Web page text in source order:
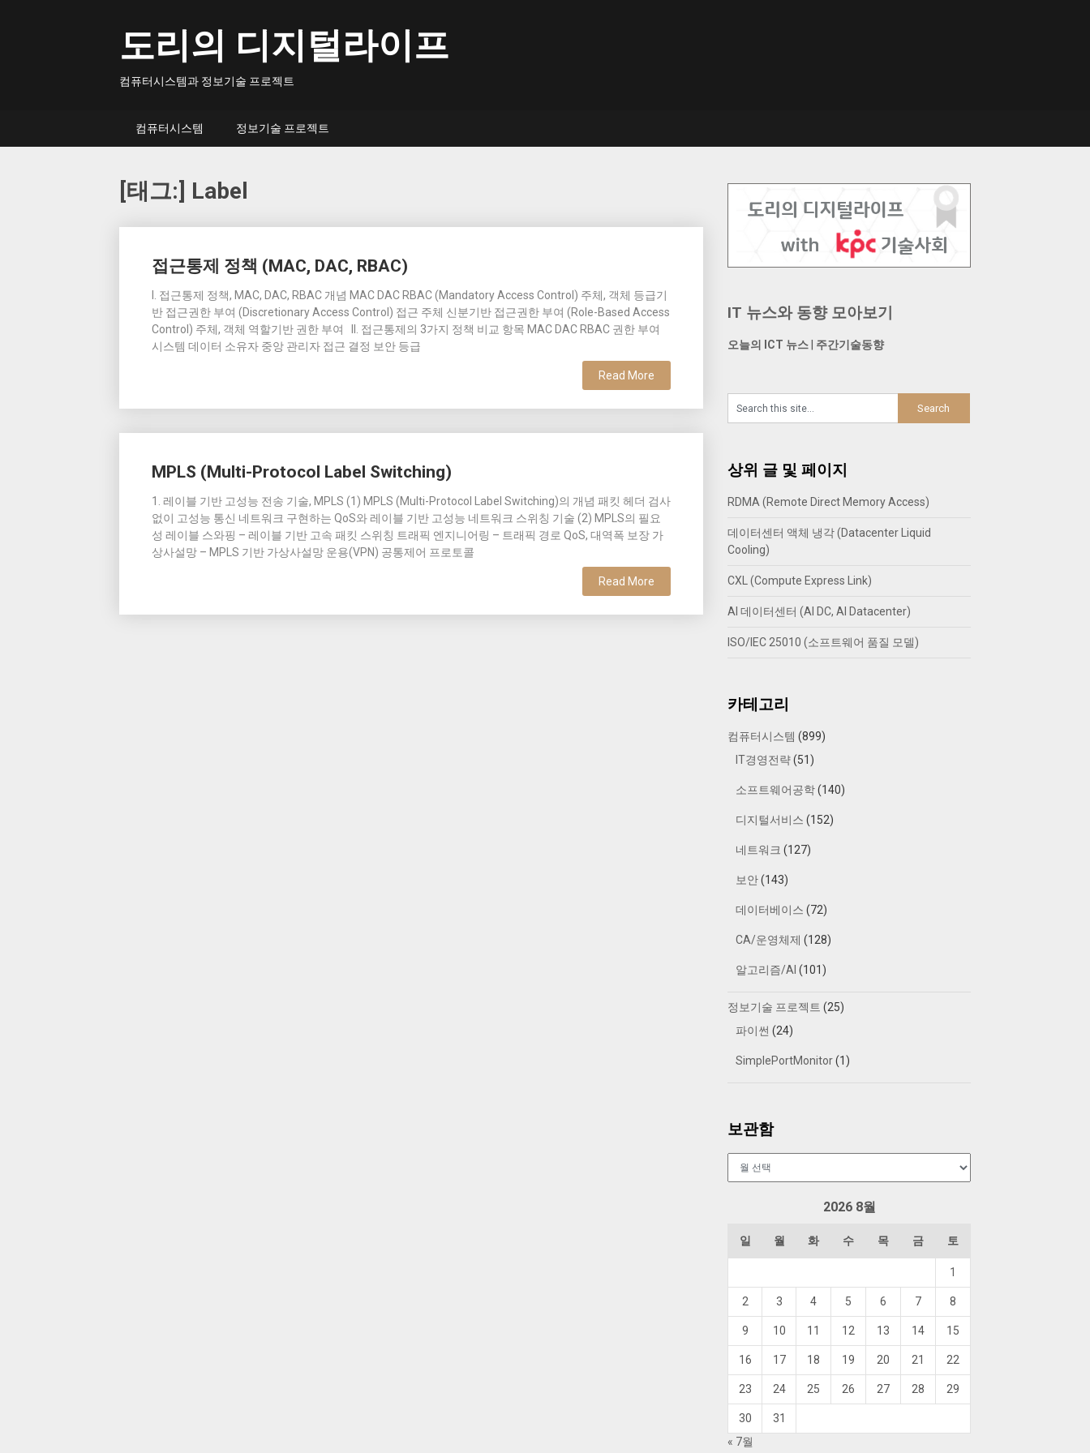
도리의 디지털라이프
컴퓨터시스템과 정보기술 프로젝트
컴퓨터시스템 정보기술 프로젝트
[태그:] Label
접근통제 정책 (MAC, DAC, RBAC)
I. 접근통제 정책, MAC, DAC, RBAC 개념 MAC DAC RBAC (Mandatory Access Control) 주체, 객체 등급기
반 접근권한 부여 (Discretionary Access Control) 접근 주체 신분기반 접근권한 부여 (Role-Based Access
Control) 주체, 객체 역할기반 권한 부여 II. 접근통제의 3가지 정책 비교 항목 MAC DAC RBAC 권한 부여
시스템 데이터 소유자 중앙 관리자 접근 결정 보안 등급
Read More
MPLS (Multi-Protocol Label Switching)
1. 레이블 기반 고성능 전송 기술, MPLS (1) MPLS (Multi-Protocol Label Switching)의 개념 패킷 헤더 검사
없이 고성능 통신 네트워크 구현하는 QoS와 레이블 기반 고성능 네트워크 스위칭 기술 (2) MPLS의 필요
성 레이블 스와핑 – 레이블 기반 고속 패킷 스위칭 트래픽 엔지니어링 – 트래픽 경로 QoS, 대역폭 보장 가
상사설망 – MPLS 기반 가상사설망 운용(VPN) 공통제어 프로토콜
Read More
navigation
IT 뉴스와 동향 모아보기
오늘의 ICT 뉴스 주간기술동향
상위 글 및 페이지
RDMA (Remote Direct Memory Access)
데이터센터 액체 냉각 (Datacenter Liquid
Cooling)
CXL (Compute Express Link)
AI 데이터센터 (AI DC, AI Datacenter)
ISO/IEC 25010 (소프트웨어 품질 모델)
카테고리
컴퓨터시스템 (899)
IT경영전략(51)
소프트웨어공학(140)
디지털서비스 (152)
네트워크 (127)
보안(143)
데이터베이스 (72)
CA/운영체제 (128)
알고리즘/AI (101)
정보기술 프로젝트 (25)
파이썬 (24)
SimplePortMonitor(1)
보관함
2026 8월
일 월 화 수 목 금 토
1
2 3 4 5 6 7 8
9 10 11 12 13 14 15
16 17 18 19 20 21 22
23 24 25 26 27 28 29
30
31
« 7월